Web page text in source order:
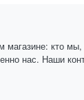
магазине: кто
нас. Наши